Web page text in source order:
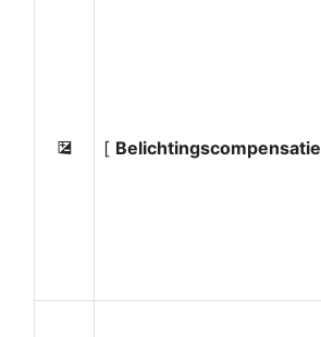
E [ Belichtingscompensatie